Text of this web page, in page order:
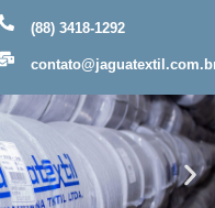
(88) 3418-1292